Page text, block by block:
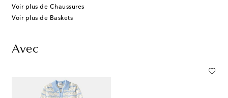
Voir plus de Chaussures
Voir plus de Baskets
Avec